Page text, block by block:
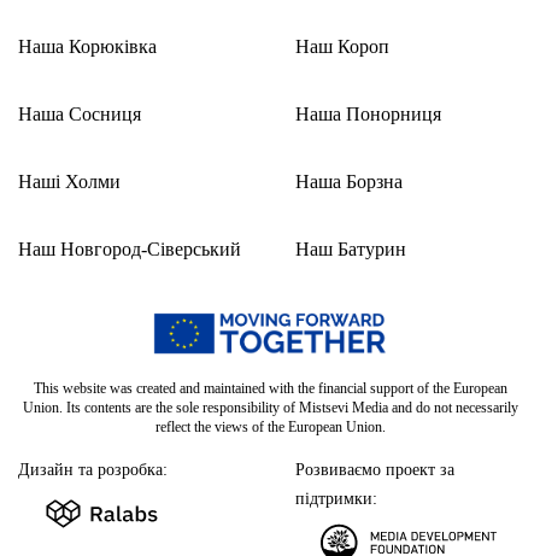
Наша Корюківка
Наша Сосниця
Наші Холми
Наш Новгород-Сіверський
Наш Короп
Наша Понорниця
Наша Борзна
Наш Батурин
This website was created and maintained with the financial support of the European
Union. Its contents are the sole responsibility of Mistsevi Media and do not necessarily
reflect the views of the European Union.
Дизайн та розробка:
Розвиваємо проект за
підтримки: